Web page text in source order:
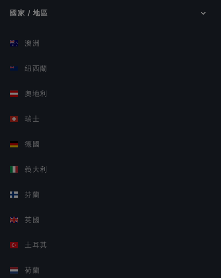
國家 / 地區
澳洲
紐西蘭
奧地利
瑞士
德國
義大利
芬蘭
英國
土耳其
荷蘭